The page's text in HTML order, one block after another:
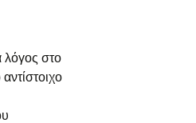
λόγος στο